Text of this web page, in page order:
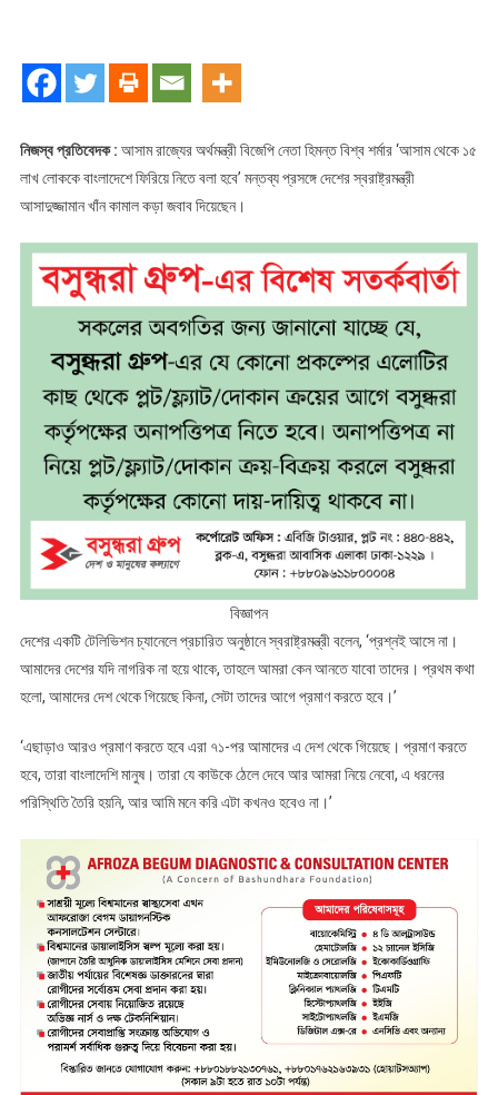
নিজস্ব প্রতিবেদক : আসাম রাজ্যের অর্থমন্ত্রী বিজেপি নেতা হিমন্ত বিশ্ব শর্মার ‘আসাম থেকে ১৫
লাখ লোককে বাংলাদেশে ফিরিয়ে নিতে বলা হবে’ মন্তব্য প্রসঙ্গে দেশের স্বরাষ্ট্রমন্ত্রী
আসাদুজ্জামান খাঁন কামাল কড়া জবাব দিয়েছেন।
বিজ্ঞাপন
দেশের একটি টেলিভিশন চ্যানেলে প্রচারিত অনুষ্ঠানে স্বরাষ্ট্রমন্ত্রী বলেন, ‘প্রশ্নই আসে না।
আমাদের দেশের যদি নাগরিক না হয়ে থাকে, তাহলে আমরা কেন আনতে যাবো তাদের। প্রথম কথা
হলো, আমাদের দেশ থেকে গিয়েছে কিনা, সেটা তাদের আগে প্রমাণ করতে হবে।’
‘এছাড়াও আরও প্রমাণ করতে হবে এরা ৭১-পর আমাদের এ দেশ থেকে গিয়েছে। প্রমাণ করতে
হবে, তারা বাংলাদেশি মানুষ। তারা যে কাউকে ঠেলে দেবে আর আমরা নিয়ে নেবো, এ ধরনের
পরিস্থিতি তৈরি হয়নি, আর আমি মনে করি এটা কখনও হবেও না।’